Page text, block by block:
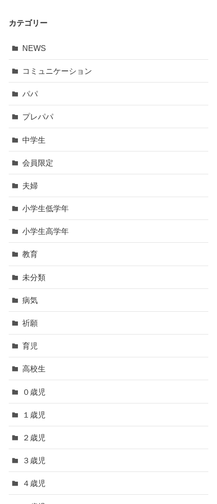
カテゴリー
NEWS
コミュニケーション
パパ
プレパパ
中学生
会員限定
夫婦
小学生低学年
小学生高学年
教育
未分類
病気
祈願
育児
高校生
０歳児
１歳児
２歳児
３歳児
４歳児